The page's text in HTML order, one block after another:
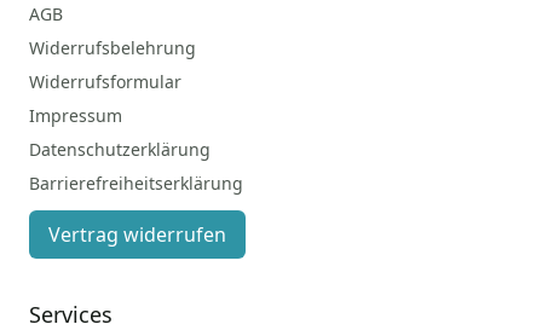
AGB
Widerrufsbelehrung
Widerrufsformular
Impressum
Datenschutzerklärung
Barrierefreiheitserklärung
Vertrag widerrufen
Services